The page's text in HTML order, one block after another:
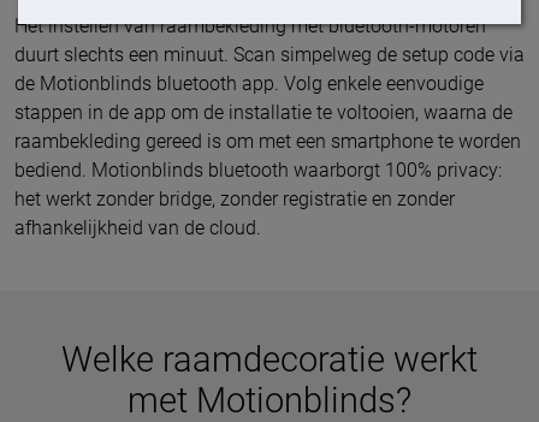
Het instellen van raambekleding met bluetooth-motoren
duurt slechts een minuut. Scan simpelweg de setup code via
de Motionblinds bluetooth app. Volg enkele eenvoudige
stappen in de app om de installatie te voltooien, waarna de
raambekleding gereed is om met een smartphone te worden
bediend. Motionblinds bluetooth waarborgt 100% privacy:
het werkt zonder bridge, zonder registratie en zonder
afhankelijkheid van de cloud.
Welke raamdecoratie werkt
met Motionblinds?